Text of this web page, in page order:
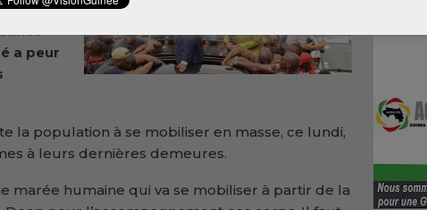
a peur
la population à se mobiliser en masse, ce lundi,
à leurs dernières demeures.
marée humaine qui va se mobiliser à partir de la